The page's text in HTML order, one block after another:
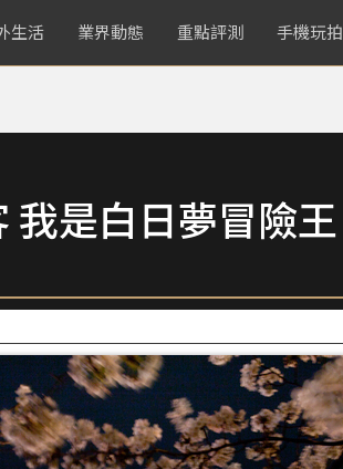
生活 業界動態 重點評測 手機玩拍
我是白日夢冒險王